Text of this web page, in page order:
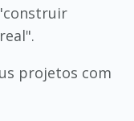
projetos com